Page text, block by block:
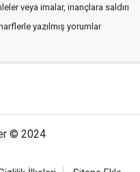
veya imalar, inançlara saldırı
yazılmış yorumlar
© 2024